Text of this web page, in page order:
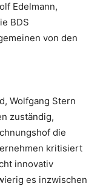
Edelmann,
BDS
von den
Wolfgang Stern
zuständig,
die
kritisiert
innovativ
es inzwischen